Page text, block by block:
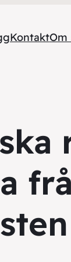
KontaktOm